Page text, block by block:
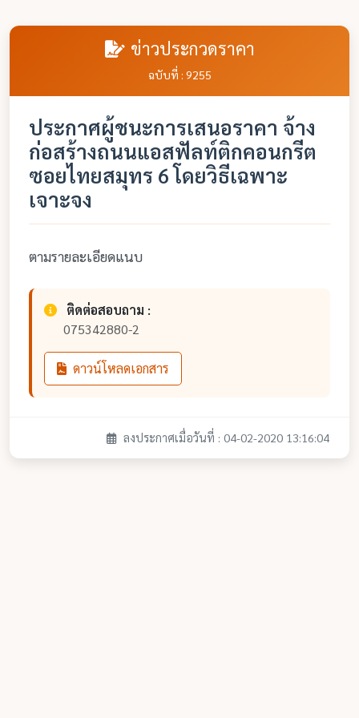
ข่าวประกวดราคา
ฉบับที่ : 9255
ประกาศผู้ชนะการเสนอราคา จ้าง
ก่อสร้างถนนแอสฟัลท์ติกคอนกรีต
ซอยไทยสมุทร 6 โดยวิธีเฉพาะ
เจาะจง
ตามรายละเอียดแนบ
ติดต่อสอบถาม :
075342880-2
ดาวน์โหลดเอกสาร
ลงประกาศเมื่อวันที่ : 04-02-2020 13:16:04